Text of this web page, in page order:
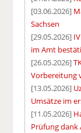
[03.06.2026]
Sachsen
[29.05.2026]
im Amt
[26.05.2026]
Vorbereitung
[13.05.2026]
Umsätze im
[11.05.2026]
Prüfung dank